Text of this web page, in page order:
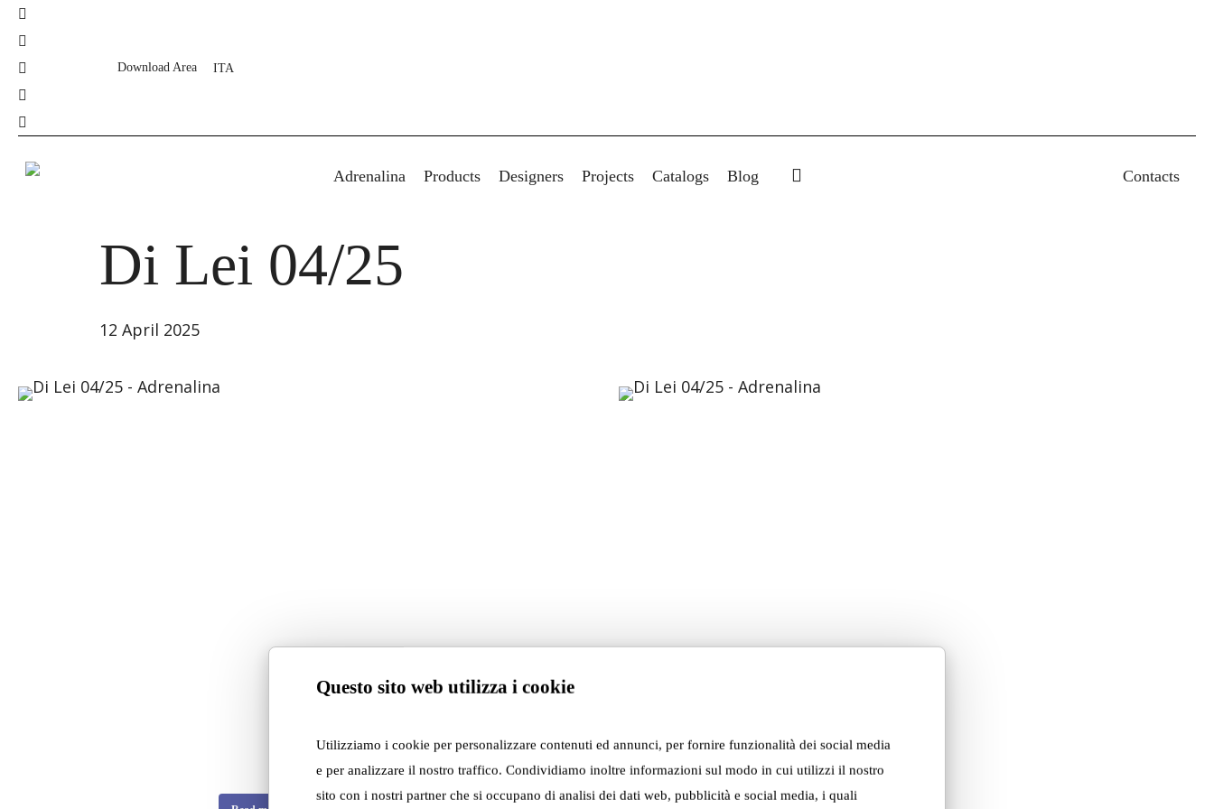
Questo sito web utilizza i cookie
Utilizziamo i cookie per personalizzare contenuti ed annunci, per fornire funzionalità dei social media
e per analizzare il nostro traffico. Condividiamo inoltre informazioni sul modo in cui utilizzi il nostro
sito con i nostri partner che si occupano di analisi dei dati web, pubblicità e social media, i quali
Skip
main
content
facebook
pinterest
linkedin
youtube
instagram
Download Area ITA
Hit enter to search or ESC to close
Adrenalina Products Designers Projects Catalogs Blog Contacts
Di Lei 04/25
12 April 2025
Design opens up to blind visitors
thanks to the collaboration between Adrenalina,
Museo Omero, and the Cavazza Institute of Bologna.